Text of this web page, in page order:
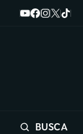
BUSCA